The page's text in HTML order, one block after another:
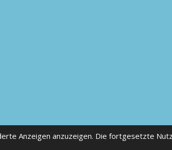
Anzeigen anzuzeigen. Die fortgesetzte